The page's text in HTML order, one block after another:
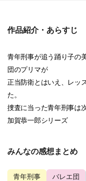
作品紹介・あらすじ
青年刑事が追う踊り子の
団のプリマが
正当防衛とはいえ、レッ
た。
捜査に当った青年刑事は
加賀恭一郎シリーズ
みんなの感想まとめ
青年刑事 バレエ団